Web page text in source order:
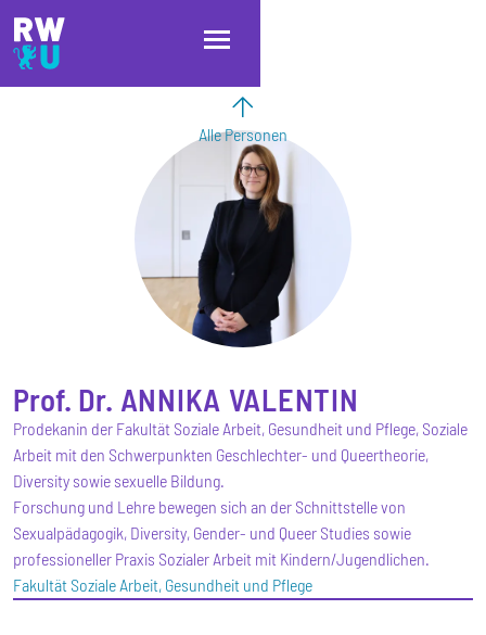
Direkt zum Inhalt
Direkt zur Hauptnavigation
Direkt zum Fußbereich
Alle Personen
Prof. Dr. ANNIKA VALENTIN
Prodekanin der Fakultät Soziale Arbeit, Gesundheit und Pflege, Soziale
Arbeit mit den Schwerpunkten Geschlechter- und Queertheorie,
Diversity sowie sexuelle Bildung.
Forschung und Lehre bewegen sich an der Schnittstelle von
Sexualpädagogik, Diversity, Gender- und Queer Studies sowie
professioneller Praxis Sozialer Arbeit mit Kindern/Jugendlichen.
Fakultät Soziale Arbeit, Gesundheit und Pflege